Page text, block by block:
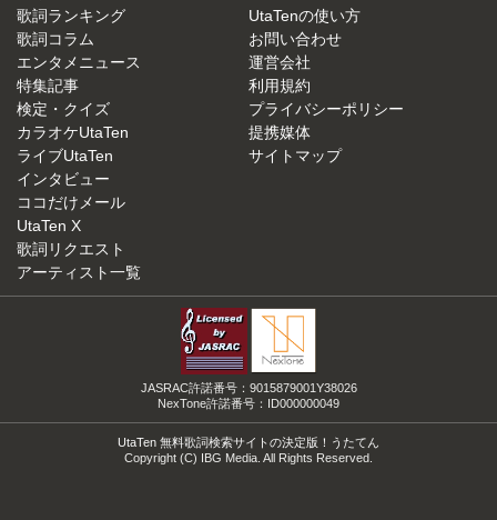
歌詞ランキング
歌詞コラム
エンタメニュース
特集記事
検定・クイズ
カラオケUtaTen
ライブUtaTen
インタビュー
ココだけメール
UtaTen X
歌詞リクエスト
アーティスト一覧
UtaTenの使い方
お問い合わせ
運営会社
利用規約
プライバシーポリシー
提携媒体
サイトマップ
JASRAC許諾番号：9015879001Y38026
NexTone許諾番号：ID000000049
UtaTen 無料歌詞検索サイトの決定版！うたてん
Copyright (C) IBG Media. All Rights Reserved.